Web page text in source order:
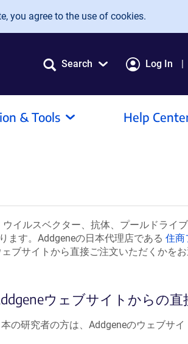
you agree to the use of cookies.
Search Log In
& Tools Help
イルスベクター、抗体、プールドライ
ます。Addgeneの日本代理店である 住商
ブサイトから直接ご注文いただくかをお
ウェブサイトからの直
本の研究者の方は、Addgeneのウェブサイ